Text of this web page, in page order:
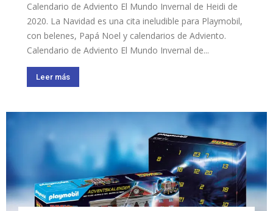
Calendario de Adviento El Mundo Invernal de Heidi de
2020. La Navidad es una cita ineludible para Playmobil,
con belenes, Papá Noel y calendarios de Adviento.
Calendario de Adviento El Mundo Invernal de...
Leer más